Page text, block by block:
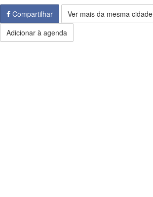
Compartilhar
Ver mais da mesma cidade
Adicionar à agenda